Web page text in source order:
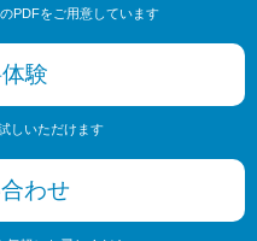
PDFをご用意しています
験
しいただけます
わせ